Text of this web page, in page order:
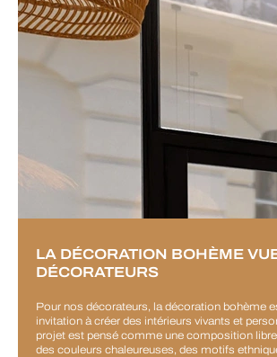
LA DÉCORATION BOHÈME
DÉCORATEURS
Pour nos décorateurs, la décoration bohème
invitation à créer des intérieurs vivants et
projet est pensé comme une composition
des couleurs chaleureuses, des motifs